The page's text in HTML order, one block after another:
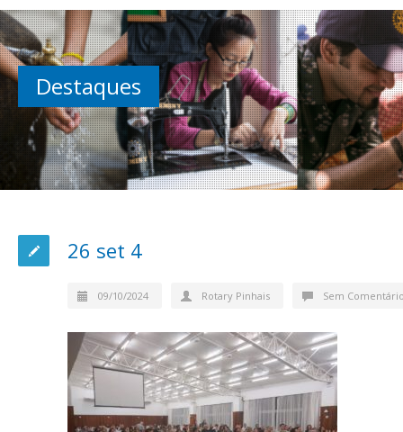
Destaques
26 set 4
09/10/2024 Rotary Pinhais Sem